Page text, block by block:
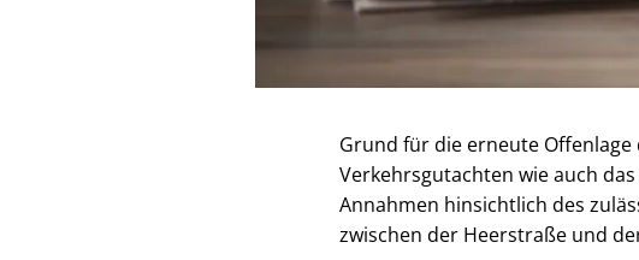
Grund für die erneute
Verkehrsgutachten wie auch
Annahmen hinsichtlich des
zwischen der Heerstraße und